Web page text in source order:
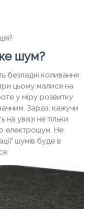
шум?
безладні коливання
цьому малися на
у міру розвитку
Зараз, кажучи
увазі не тільки
електрошум. Не
шумів буде в